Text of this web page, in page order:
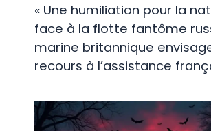
« Une humiliation pour la
face à la flotte fantôme
marine britannique
recours à l’assistance